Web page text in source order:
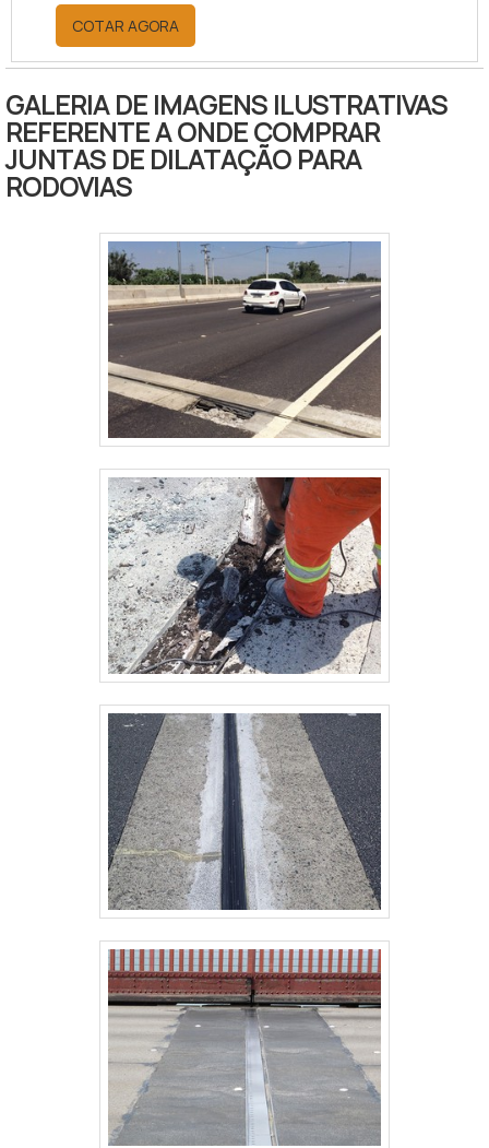
elevadas.Ele é responsável por
provocar uma reação elástica e,
com isso, gerar uma força de
contato para promover o
estancamento, que é potencializado
a partir da pressão do meio. Dessa
forma, ele permite atender seus
meios severos.Sobre a compraÉ
comum que muitos responsáveis
pela compra desse material .
COTAR AGORA
GALERIA DE IMAGENS ILUSTRATIVAS
REFERENTE A ONDE COMPRAR
JUNTAS DE DILATAÇÃO PARA
RODOVIAS